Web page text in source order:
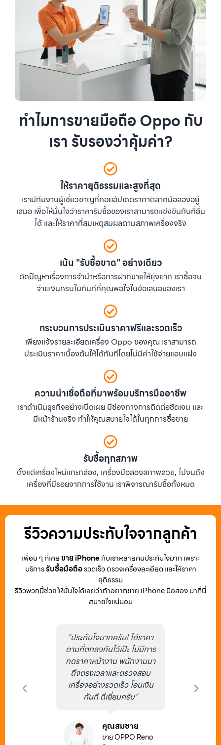
ทำไมการขายมือถือ Oppo กับ
เรา รับรองว่าคุ้มค่า?
ให้ราคายุติธรรมและสูงที่สุด
เรามีทีมงานผู้เชี่ยวชาญที่คอยอัปเดตราคาตลาดมือสองอยู่
เสมอ เพื่อให้มั่นใจว่าราคารับซื้อของเราสามารถแข่งขันกับที่อื่น
ได้ และให้ราคาที่สมเหตุสมผลตามสภาพเครื่องจริง
เน้น "รับซื้อขาด" อย่างเดียว
ตัดปัญหาเรื่องการจำนำหรือการฝากขายให้ยุ่งยาก เราซื้อจบ
จ่ายเงินครบในทันทีที่คุณพอใจในข้อเสนอของเรา
กระบวนการประเมินราคาฟรีและรวดเร็ว
เพียงแจ้งรายละเอียดเครื่อง Oppo ของคุณ เราสามารถ
ประเมินราคาเบื้องต้นให้ได้ทันทีโดยไม่มีค่าใช้จ่ายแอบแฝง
ความน่าเชื่อถือที่มาพร้อมบริการมืออาชีพ
เราดำเนินธุรกิจอย่างเปิดเผย มีช่องทางการติดต่อชัดเจน และ
มีหน้าร้านจริง ทำให้คุณสบายใจได้ในทุกการซื้อขาย
รับซื้อทุกสภาพ
ตั้งแต่เครื่องใหม่แกะกล่อง, เครื่องมือสองสภาพสวย, ไปจนถึง
เครื่องที่มีรอยจากการใช้งาน เราพิจารณารับซื้อทั้งหมด
รีวิวความประทับใจจากลูกค้า
เพื่อน ๆ ที่เคยขาย iPhoneกับเราหลายคนประทับใจมาก เพราะ
บริการรับซื้อมือถือรวดเร็ว ตรวจเครื่องละเอียด และให้ราคา
ยุติธรรม
รีวิวพวกนี้ช่วยให้มั่นใจได้เลยว่าถ้าอยากขาย iPhone มือสอง มาที่นี่
สบายใจแน่นอน
"ประทับใจมากครับ! ได้ราคา
ตามที่ตกลงกันไว้เป๊ะ ไม่มีการ
กดราคาหน้างาน พนักงานมา
ถึงตรงเวลาและตรวจสอบ
เครื่องอย่างรวดเร็ว โอนเงิน
ทันที ดีเยี่ยมครับ"
คุณสมชาย
ขาย OPPO Reno